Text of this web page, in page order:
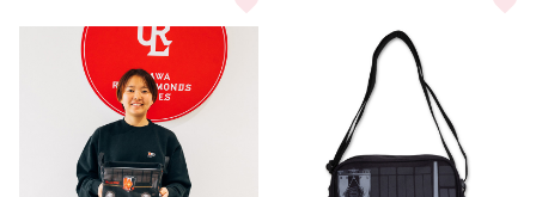
2026スタメンアクリルスタンド(ブラインドパッケージ) をもっと見
URAWA REDSバス 収納ケース (